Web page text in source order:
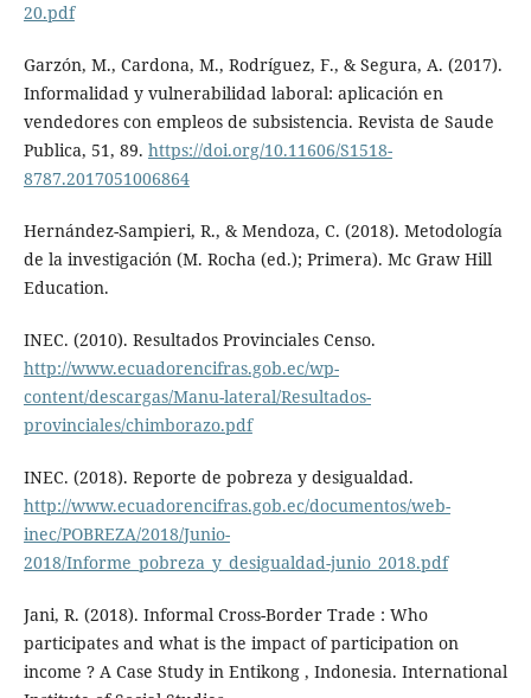
20.pdf
Garzón, M., Cardona, M., Rodríguez, F., & Segura, A. (2017).
Informalidad y vulnerabilidad laboral: aplicación en
vendedores con empleos de subsistencia. Revista de Saude
Publica, 51, 89. https://doi.org/10.11606/S1518-
8787.2017051006864
Hernández-Sampieri, R., & Mendoza, C. (2018). Metodología
de la investigación (M. Rocha (ed.); Primera). Mc Graw Hill
Education.
INEC. (2010). Resultados Provinciales Censo.
http://www.ecuadorencifras.gob.ec/wp-
content/descargas/Manu-lateral/Resultados-
provinciales/chimborazo.pdf
INEC. (2018). Reporte de pobreza y desigualdad.
http://www.ecuadorencifras.gob.ec/documentos/web-
inec/POBREZA/2018/Junio-
2018/Informe_pobreza_y_desigualdad-junio_2018.pdf
Jani, R. (2018). Informal Cross-Border Trade : Who
participates and what is the impact of participation on
income ? A Case Study in Entikong , Indonesia. International